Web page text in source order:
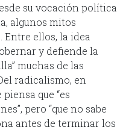
su vocación política
algunos mitos
Entre ellos, la idea
y defiende la
muchas de las
radicalismo, en
que “es
pero “que no sabe
antes de terminar los